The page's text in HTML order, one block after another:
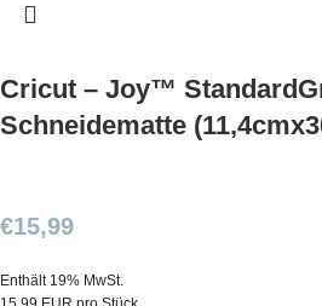
Cricut – Joy™
Schneidematte
€15,99
Enthält 19% MwSt.